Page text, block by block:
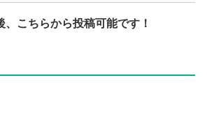
、こちらから投稿可能です！